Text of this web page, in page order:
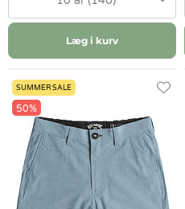
Læg i kurv
SUMMER SALE
50%